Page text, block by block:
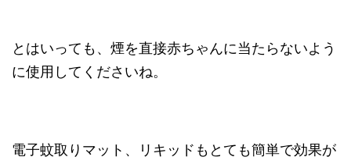
とはいっても、煙を直接赤ちゃんに当たらないよう
に使用してくださいね。
電子蚊取りマット、リキッドもとても簡単で効果が